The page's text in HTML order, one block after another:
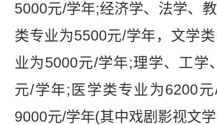
5000元/学年;经济学、法学、
类专业为5500元/学年，文学
业为5000元/学年;理学、工学
元/学年;医学类专业为6200
9000元/学年(其中戏剧影视文